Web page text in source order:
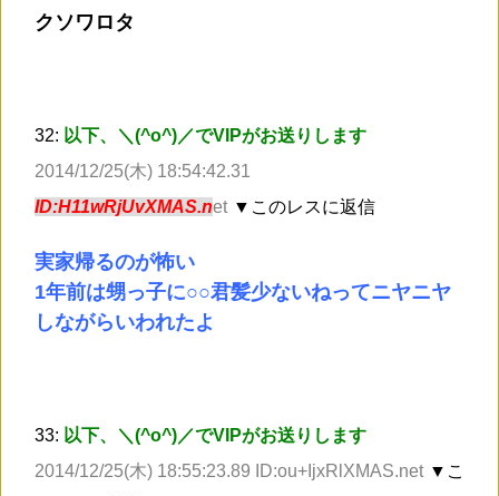
クソワロタ
32: 以下、＼(^o^)／でVIPがお送りします
2014/12/25(木) 18:54:42.31
ID:H11wRjUvXMAS.net ▼このレスに返信
実家帰るのが怖い
1年前は甥っ子に○○君髪少ないねってニヤニヤ
しながらいわれたよ
33: 以下、＼(^o^)／でVIPがお送りします
2014/12/25(木) 18:55:23.89 ID:ou+IjxRlXMAS.net ▼こ